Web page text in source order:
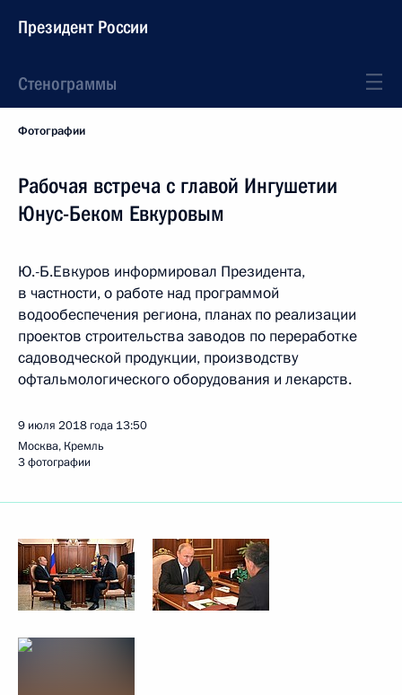
Президент России
Стенограммы
Фотографии
Рабочая встреча с главой Ингушетии
Юнус-Беком Евкуровым
Ю.-Б.Евкуров информировал Президента,
в частности, о работе над программой
водообеспечения региона, планах по реализации
проектов строительства заводов по переработке
садоводческой продукции, производству
офтальмологического оборудования и лекарств.
9 июля 2018 года 13:50
Москва, Кремль
3 фотографии